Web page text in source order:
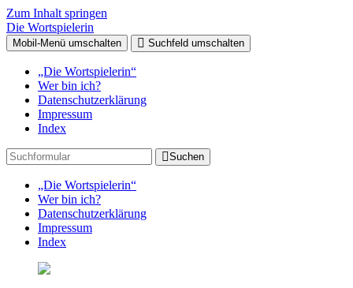
Zum Inhalt springen
Die Wortspielerin
Mobil-Menü umschalten Suchfeld umschalten
„Die Wortspielerin“
Wer bin ich?
Datenschutzerklärung
Impressum
Index
Suchen
„Die Wortspielerin“
Wer bin ich?
Datenschutzerklärung
Impressum
Index